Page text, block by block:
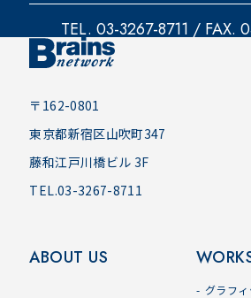
TEL. 03-3267-8711 / FAX.
〒162-0801
東京都新宿区山吹町347
藤和江戸川橋ビル 3F
TEL.03-3267-8711
ABOUT US
グラフ